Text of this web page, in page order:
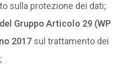
sulla protezione dei dati;
Gruppo Articolo 29 (WP
2017sul trattamento dei